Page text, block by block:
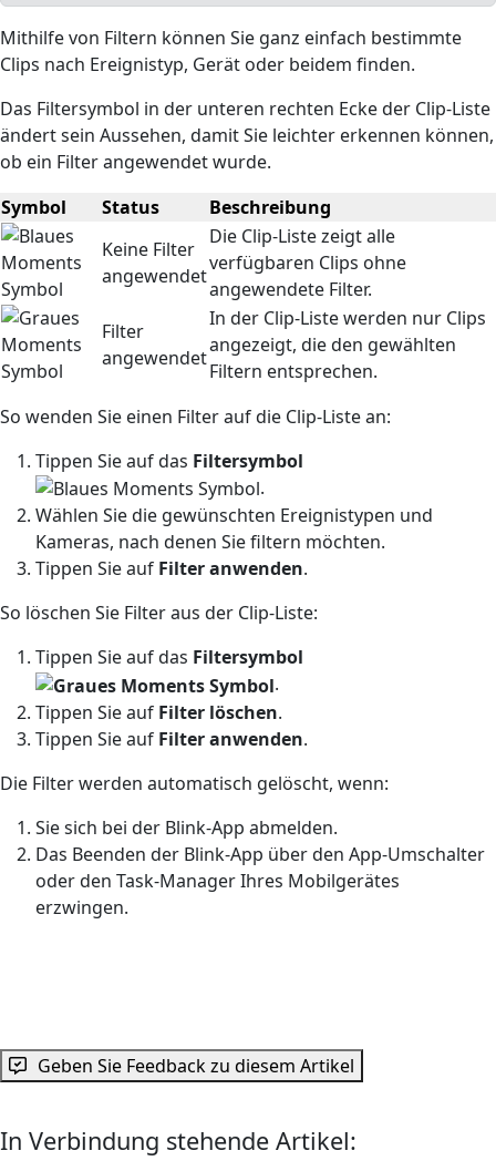
Mithilfe von Filtern können Sie ganz einfach bestimmte
Clips nach Ereignistyp, Gerät oder beidem finden.
Das Filtersymbol in der unteren rechten Ecke der Clip-Liste
ändert sein Aussehen, damit Sie leichter erkennen können,
ob ein Filter angewendet wurde.
Symbol
Status
Beschreibung
Keine Filter
angewendet
Die Clip-Liste zeigt alle
verfügbaren Clips ohne
angewendete Filter.
Filter
angewendet
In der Clip-Liste werden nur Clips
angezeigt, die den gewählten
Filtern entsprechen.
So wenden Sie einen Filter auf die Clip-Liste an:
Tippen Sie auf das Filtersymbol
.
Wählen Sie die gewünschten Ereignistypen und
Kameras, nach denen Sie filtern möchten.
Tippen Sie auf Filter anwenden.
So löschen Sie Filter aus der Clip-Liste:
Tippen Sie auf das Filtersymbol
.
Tippen Sie auf Filter löschen.
Tippen Sie auf Filteranwenden.
Die Filter werden automatisch gelöscht, wenn:
Sie sich bei der Blink-App abmelden.
Das Beenden der Blink-App über den App-Umschalter
oder den Task-Manager Ihres Mobilgerätes
erzwingen.
Geben Sie Feedback zu diesem Artikel
In Verbindung stehende Artikel: